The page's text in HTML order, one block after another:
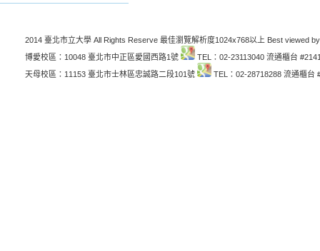
2014 臺北市立大學 All Rights Reserve 最佳瀏覽解析度1024x768以上 Best viewed
博愛校區：10048 臺北市中正區愛國西路1號
TEL：02-23113040 流通櫃台
天母校區：11153 臺北市士林區忠誠路二段101號
TEL：02-28718288 流通櫃台